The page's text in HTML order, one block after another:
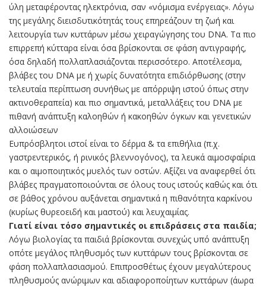
ύλη μεταφέροντας ηλεκτρόνια, σαν «νόμισμα ενέργειας». Λόγω
της μεγάλης διεισδυτικότητάς τους επηρεάζουν τη ζωή και
λειτουργία των κυττάρων μέσω χειραγώγησης του DNA. Τα πιο
επιρρεπή κύτταρα είναι όσα βρίσκονται σε φάση αντιγραφής,
όσα δηλαδή πολλαπλασιάζονται περισσότερο. Αποτέλεσμα,
βλάβες του DNA με ή χωρίς δυνατότητα επιδιόρθωσης (στην
τελευταία περίπτωση συνήθως με απόρριψη ιστού όπως στην
ακτινοθεραπεία) και πιο σημαντικά, μεταλλάξεις του DNA με
πιθανή ανάπτυξη καλοηθών ή κακοηθών όγκων και γενετικών
αλλοιώσεων
Ευπρόσβλητοι ιστοί είναι το δέρμα & τα επιθήλια (π.χ.
γαστρεντερικός, ή ρινικός βλεννογόνος), τα λευκά αιμοσφαίρια
και ο αιμοποιητικός μυελός των οστών. Αξίζει να αναφερθεί ότι
βλάβες πραγματοποιούνται σε όλους τους ιστούς καθώς και ότι
σε βάθος χρόνου αυξάνεται σημαντικά η πιθανότητα καρκίνου
(κυρίως θυρεοειδή και μαστού) και λευχαιμίας.
Γιατί είναι τόσο σημαντικές οι επιδράσεις στα παιδία;
Λόγω βιολογίας τα παιδιά βρίσκονται συνεχώς υπό ανάπτυξη
οπότε μεγάλος πληθυσμός των κυττάρων τους βρίσκονται σε
φάση πολλαπλασιασμού. Επιπροσθέτως έχουν μεγαλύτερους
πληθυσμούς ανώριμων και αδιαφοροποίητων κυττάρων (άωρα